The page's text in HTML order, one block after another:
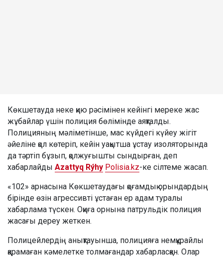
Көкшетауда неке қию рәсімінен кейінгі мереке жас
жұбайлар үшін полиция бөлімінде аяқталды.
Полицияның мәліметінше, мас күйдегі күйеу жігіт
әйеліне қол көтеріп, кейін уақытша ұстау изоляторында
да тәртіп бұзып, қолжуғышты сындырған, деп
хабарлайды Azattyq Rýhy Polisia.kz-ке сілтеме жасап.
«102» арнасына Көкшетаудағы қоғамдық орындардың
бірінде өзін агрессивті ұстаған ер адам туралы
хабарлама түскен. Оқиға орнына патрульдік полиция
жасағы дереу жеткен.
Полицейлердің анықтауынша, полицияға немқұрайлы
қарамаған кәмелетке толмағандар хабарласқан. Олар